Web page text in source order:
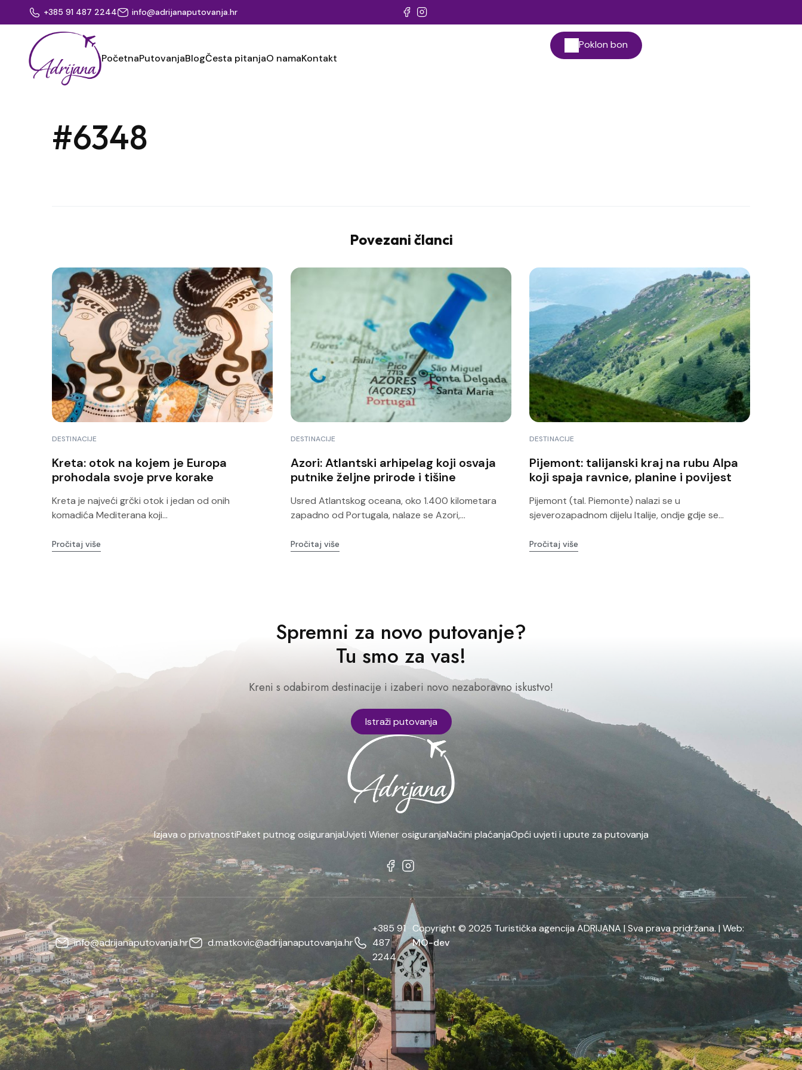
+385 91 487 2244 info@adrijanaputovanja.hr
PočetnaPutovanjaBlogČesta pitanjaO namaKontakt
Poklon bon
#6348
Povezani članci
DESTINACIJE
Kreta: otok na kojem je Europa
prohodala svoje prve korake
Kreta je najveći grčki otok i jedan od onih
komadića Mediterana koji...
Pročitaj više
DESTINACIJE
Azori: Atlantski arhipelag koji osvaja
putnike željne prirode i tišine
Usred Atlantskog oceana, oko 1.400 kilometara
zapadno od Portugala, nalaze se Azori,...
Pročitaj više
DESTINACIJE
Pijemont: talijanski kraj na rubu Alpa
koji spaja ravnice, planine i povijest
Pijemont (tal. Piemonte) nalazi se u
sjeverozapadnom dijelu Italije, ondje gdje se...
Pročitaj više
Spremni za novo putovanje?
Tu smo za vas!
Kreni s odabirom destinacije i izaberi novo nezaboravno iskustvo!
Istraži putovanja
Izjava o privatnostiPaket putnog osiguranjaUvjeti Wiener osiguranjaNačini plaćanjaOpći uvjeti i upute za putovanja
info@adrijanaputovanja.hr d.matkovic@adrijanaputovanja.hr
+385 91
487
2244
Copyright © 2025 Turistička agencija ADRIJANA | Sva prava pridržana. | Web:
MO-dev